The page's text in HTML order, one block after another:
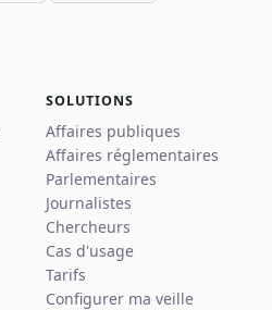
SOLUTIONS
Affaires publiques
Affaires réglementaires
Parlementaires
Journalistes
Chercheurs
Cas d'usage
Tarifs
Configurer ma veille